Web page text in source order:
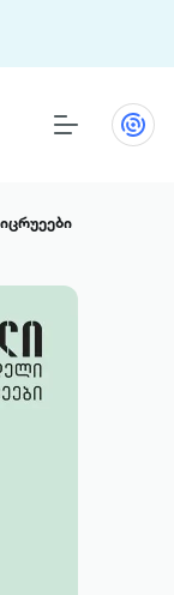
და 5